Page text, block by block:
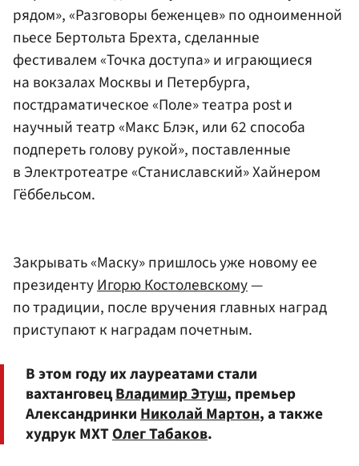
рядом», «Разговоры беженцев» по одноименной
пьесе Бертольта Брехта, сделанные
фестивалем «Точка доступа» и играющиеся
на вокзалах Москвы и Петербурга,
постдраматическое «Поле» театра post и
научный театр «Макс Блэк, или 62 способа
подпереть голову рукой», поставленные
в Электротеатре «Станиславский» Хайнером
Гёббельсом.
Закрывать «Маску» пришлось уже новому ее
президентуИгорю Костолевскому—
по традиции, после вручения главных наград
приступают к наградам почетным.
В этом году их лауреатами стали
вахтанговецВладимир Этуш, премьер
АлександринкиНиколай Мартон, а также
худрук МХТОлег Табаков.